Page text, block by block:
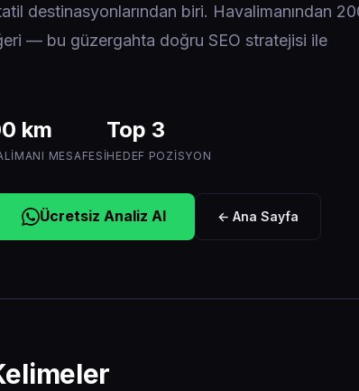
destinasyonlarından biri. Havalimanından
— bu güzergahta doğru SEO stratejisi ile
km
MESAFESI
Top 3
HEDEF POZISYON
Ücretsiz Analiz Al ← Ana Sayfa